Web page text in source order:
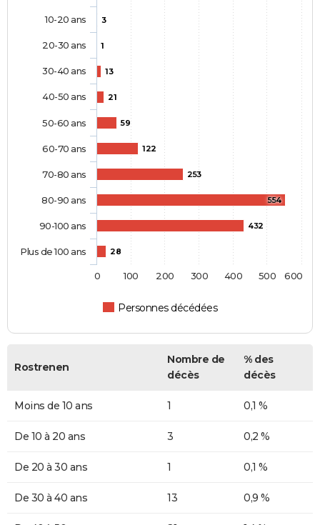
3
1
13
21
59
122
253
554
432
28
Personnes décédées
10-20 ans
20-30 ans
30-40 ans
40-50 ans
50-60 ans
60-70 ans
70-80 ans
80-90 ans
90-100 ans
Plus de 100 ans
0 100 200 300 400 500 600
Rostrenen
Nombre de
décès
% des
décès
Moins de 10 ans 1 0,1 %
De 10 à 20 ans 3 0,2 %
De 20 à 30 ans 1 0,1 %
De 30 à 40 ans 13 0,9 %